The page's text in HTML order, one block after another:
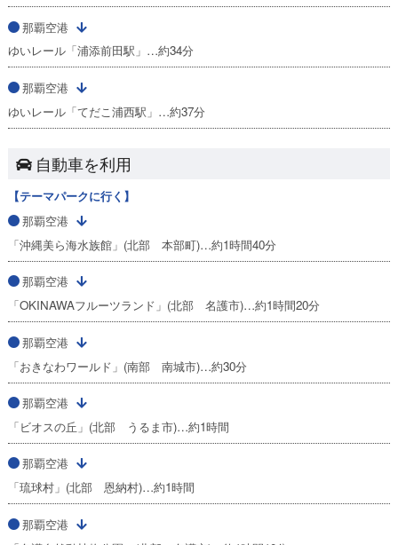
那覇空港
ゆいレール「浦添前田駅」…約34分
那覇空港
ゆいレール「てだこ浦西駅」…約37分
自動車を利用
【テーマパークに行く】
那覇空港
「沖縄美ら海水族館」(北部 本部町)…約1時間40分
那覇空港
「OKINAWAフルーツランド」(北部 名護市)…約1時間20分
那覇空港
「おきなわワールド」(南部 南城市)…約30分
那覇空港
「ビオスの丘」(北部 うるま市)…約1時間
那覇空港
「琉球村」(北部 恩納村)…約1時間
那覇空港